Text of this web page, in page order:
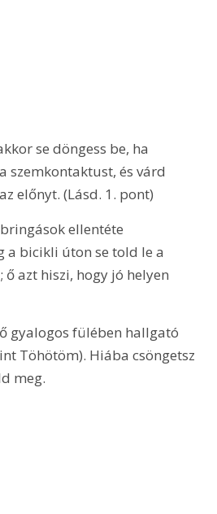
szemkontaktust, és várd
előnyt. (Lásd. 1. pont)
ellentéte
a bicikli úton se told le a
azt hiszi, hogy jó helyen
gyalogos fülében hallgató
Töhötöm). Hiába csöngetsz
meg.